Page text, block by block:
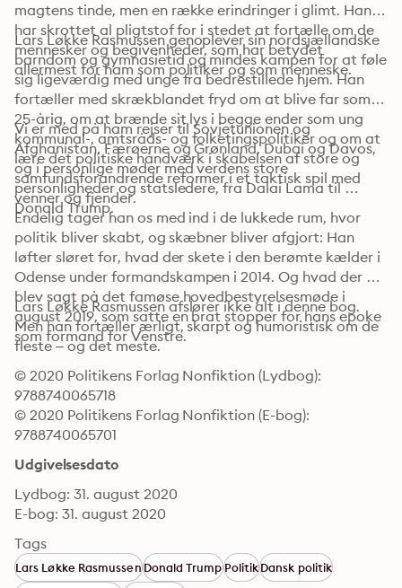
magtens tinde, men en række erindringer i glimt. Han
har skrottet al pligtstof for i stedet at fortælle om de
mennesker og begivenheder, som har betydet
allermest for ham som politiker og som menneske.
Lars Løkke Rasmussen genoplever sin nordsjællandske
barndom og gymnasietid og mindes kampen for at føle
sig ligeværdig med unge fra bedrestillede hjem. Han
fortæller med skrækblandet fryd om at blive far som
25-årig, om at brænde sit lys i begge ender som ung
kommunal-, amtsråds- og folketingspolitiker og om at
lære det politiske håndværk i skabelsen af store og
samfundsforandrende reformer i et taktisk spil med
venner og fjender.
Vi er med på ham rejser til Sovjetunionen og
Afghanistan, Færøerne og Grønland, Dubai og Davos,
og i personlige møder med verdens store
personligheder og statsledere, fra Dalai Lama til
Donald Trump.
Endelig tager han os med ind i de lukkede rum, hvor
politik bliver skabt, og skæbner bliver afgjort: Han
løfter sløret for, hvad der skete i den berømte kælder i
Odense under formandskampen i 2014. Og hvad der
blev sagt på det famøse hovedbestyrelsesmøde i
august 2019, som satte en brat stopper for hans epoke
som formand for Venstre.
Lars Løkke Rasmussen afslører ikke alt i denne bog.
Men han fortæller ærligt, skarpt og humoristisk om de
fleste – og det meste.
© 2020 Politikens Forlag Nonfiktion (Lydbog):
9788740065718
© 2020 Politikens Forlag Nonfiktion (E-bog):
9788740065701
Udgivelsesdato
Lydbog: 31. august 2020
E-bog: 31. august 2020
Tags
Lars Løkke RasmussenDonald TrumpPolitikDansk politik